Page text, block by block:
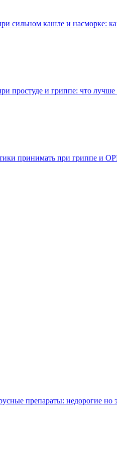
сильном кашле и насморке:
простуде и гриппе: что
принимать при гриппе и
препараты: недорогие но